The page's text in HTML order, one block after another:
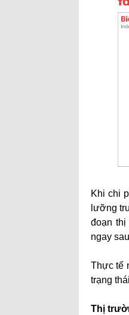
Khi chi
lưỡng
đoạn
ngay
Thực tế
trạng
Thị